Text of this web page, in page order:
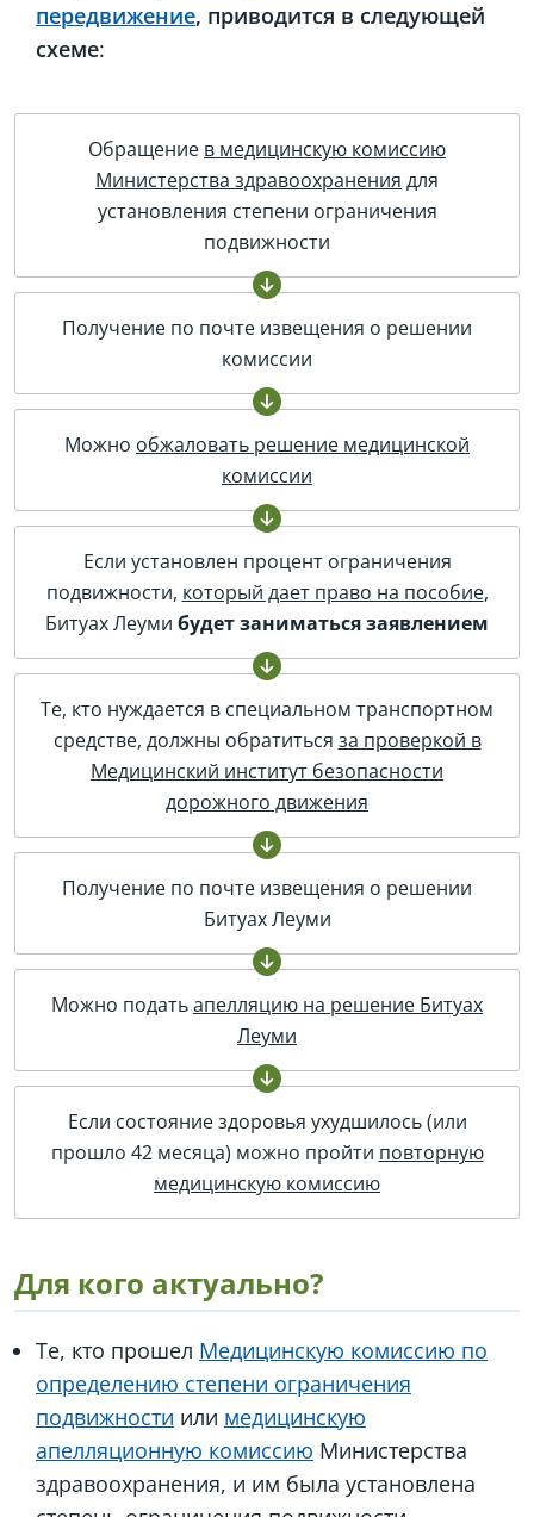
передвижение, приводится в следующей
схеме:
Обращение в медицинскую комиссию
Министерства здравоохранения для
установления степени ограничения
подвижности
Получение по почте извещения о решении
комиссии
Можно обжаловать решение медицинской
комиссии
Если установлен процент ограничения
подвижности, который дает право на пособие,
Битуах Леуми будет заниматься заявлением
Те, кто нуждается в специальном транспортном
средстве, должны обратиться за проверкой в
Медицинский институт безопасности
дорожного движения
Получение по почте извещения о решении
Битуах Леуми
Можно податьапелляцию на решение Битуах
Леуми
Если состояние здоровья ухудшилось (или
прошло 42 месяца) можно пройти повторную
медицинскую комиссию
Для кого актуально?
Те, кто прошел Медицинскую комиссию по
определению степени ограничения
подвижности или медицинскую
апелляционную комиссию Министерства
здравоохранения, и им была установлена